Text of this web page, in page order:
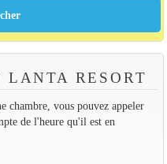
LANTA RESORT
chambre, vous pouvez appeler
de l'heure qu'il est en